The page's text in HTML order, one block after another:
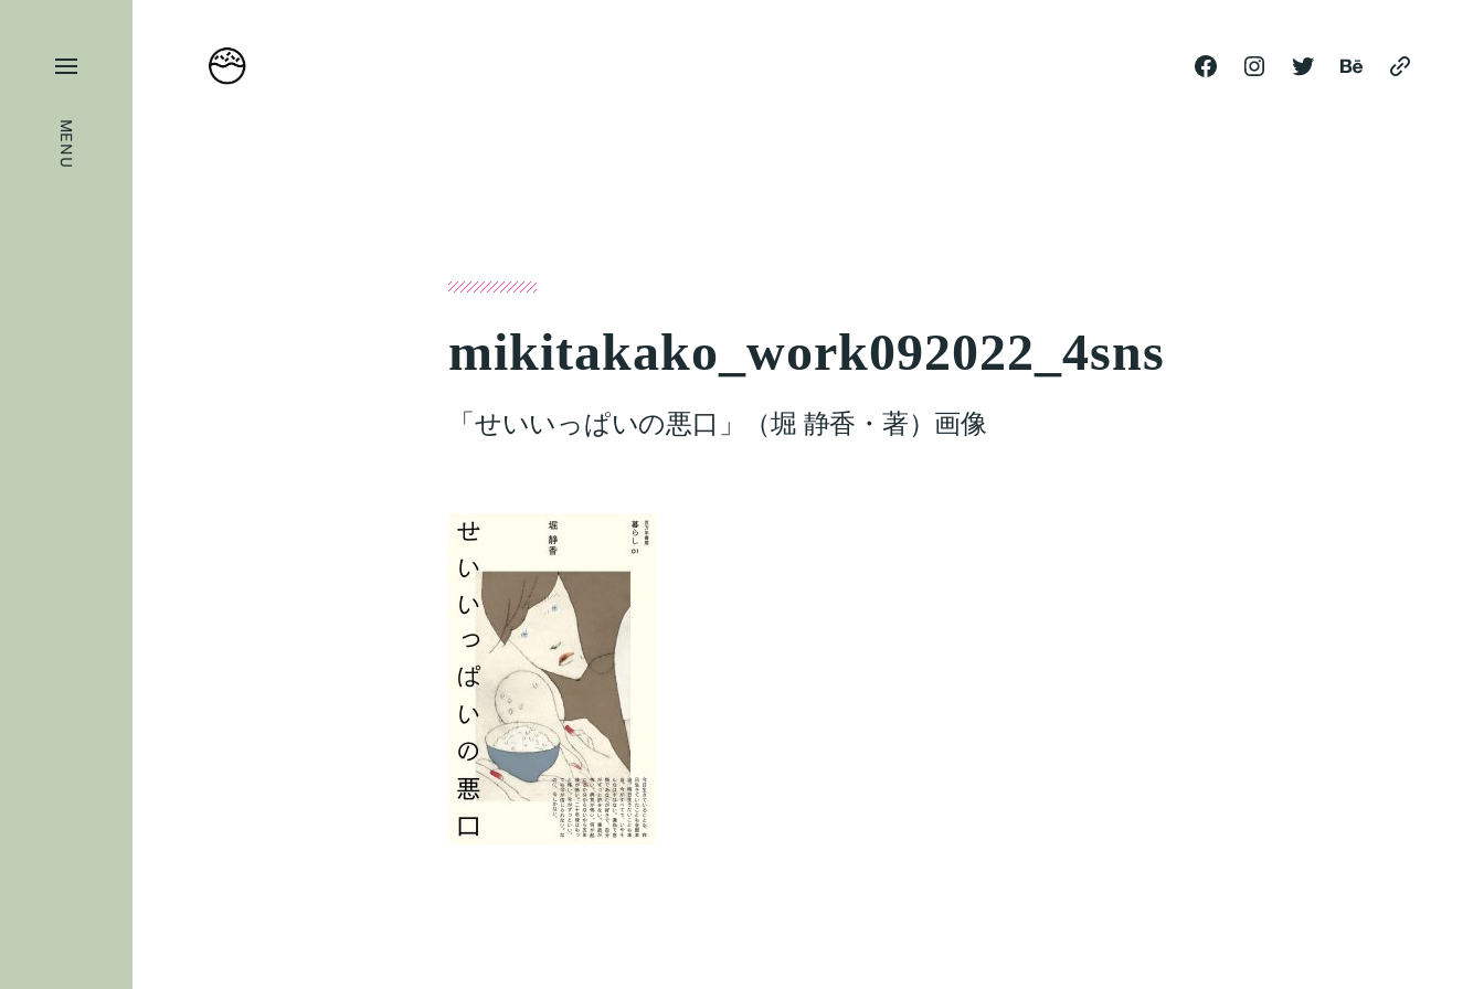
MENU
mikitakako_work092022_4sns
「せいいっぱいの悪口」（堀 静香・著）画像